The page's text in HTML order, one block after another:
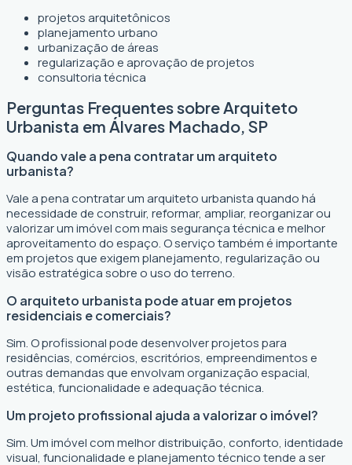
projetos arquitetônicos
planejamento urbano
urbanização de áreas
regularização e aprovação de projetos
consultoria técnica
Perguntas Frequentes sobre Arquiteto
Urbanista em Álvares Machado, SP
Quando vale a pena contratar um arquiteto
urbanista?
Vale a pena contratar um arquiteto urbanista quando há
necessidade de construir, reformar, ampliar, reorganizar ou
valorizar um imóvel com mais segurança técnica e melhor
aproveitamento do espaço. O serviço também é importante
em projetos que exigem planejamento, regularização ou
visão estratégica sobre o uso do terreno.
O arquiteto urbanista pode atuar em projetos
residenciais e comerciais?
Sim. O profissional pode desenvolver projetos para
residências, comércios, escritórios, empreendimentos e
outras demandas que envolvam organização espacial,
estética, funcionalidade e adequação técnica.
Um projeto profissional ajuda a valorizar o imóvel?
Sim. Um imóvel com melhor distribuição, conforto, identidade
visual, funcionalidade e planejamento técnico tende a ser